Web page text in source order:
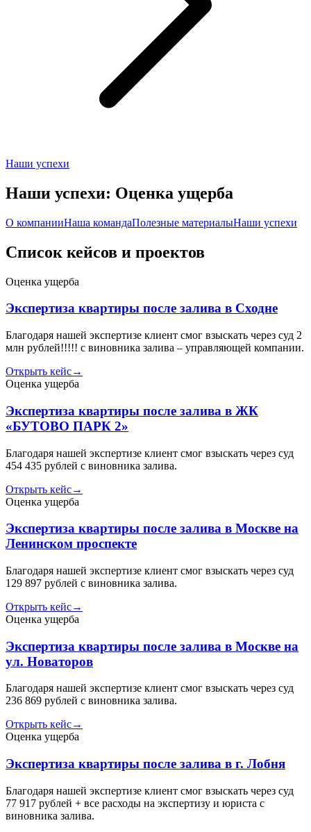
Наши успехи
Наши успехи: Оценка ущерба
О компанииНаша командаПолезные материалыНаши успехи
Список кейсов и проектов
Оценка ущерба
Экспертиза квартиры после залива в Сходне
Благодаря нашей экспертизе клиент смог взыскать через суд 2
млн рублей!!!!! с виновника залива – управляющей компании.
Открыть кейс→
Оценка ущерба
Экспертиза квартиры после залива в ЖК
«БУТОВО ПАРК 2»
Благодаря нашей экспертизе клиент смог взыскать через суд
454 435 рублей с виновника залива.
Открыть кейс→
Оценка ущерба
Экспертиза квартиры после залива в Москве на
Ленинском проспекте
Благодаря нашей экспертизе клиент смог взыскать через суд
129 897 рублей с виновника залива.
Открыть кейс→
Оценка ущерба
Экспертиза квартиры после залива в Москве на
ул. Новаторов
Благодаря нашей экспертизе клиент смог взыскать через суд
236 869 рублей с виновника залива.
Открыть кейс→
Оценка ущерба
Экспертиза квартиры после залива в г. Лобня
Благодаря нашей экспертизе клиент смог взыскать через суд
77 917 рублей + все расходы на экспертизу и юриста с
виновника залива.